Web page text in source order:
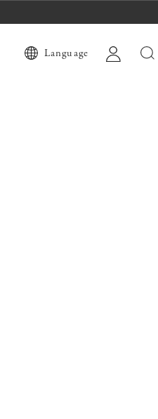
Language